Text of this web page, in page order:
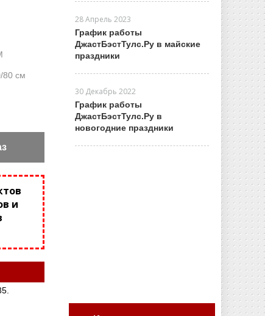
80 см
и
28 Апрель 2023
График работы
ДжастБэстТулс.Ру в майские
праздники
30 Декабрь 2022
График работы
ДжастБэстТулс.Ру в
новогодние праздники